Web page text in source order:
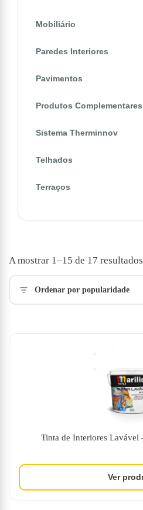
Mobiliário
Paredes Interiores
Pavimentos
Produtos Complementares
Sistema Therminnov
Telhados
Terraços
A mostrar 1–15 de 17 resultados
Ordenar por popularidade
Tinta de Interiores Lavável